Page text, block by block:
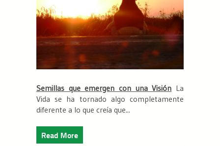
Semillas que emergen con una Visión La
Vida se ha tornado algo completamente
diferente a lo que creía que...
Read More